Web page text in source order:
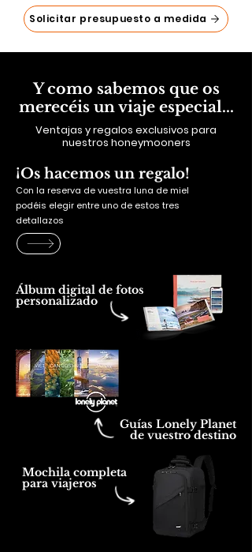
Solicitar presupuesto a medida
Y como sabemos que os
merecéis un viaje especial...
Ventajas y regalos exclusivos para
nuestros honeymooners
¡Os hacemos un regalo!
Con la reserva de vuestra luna de miel
podéis elegir entre uno de estos tres
detallazos
Álbum digital de fotos
personalizado
Guías Lonely Planet
de vuestro destino
Mochila completa
para viajeros